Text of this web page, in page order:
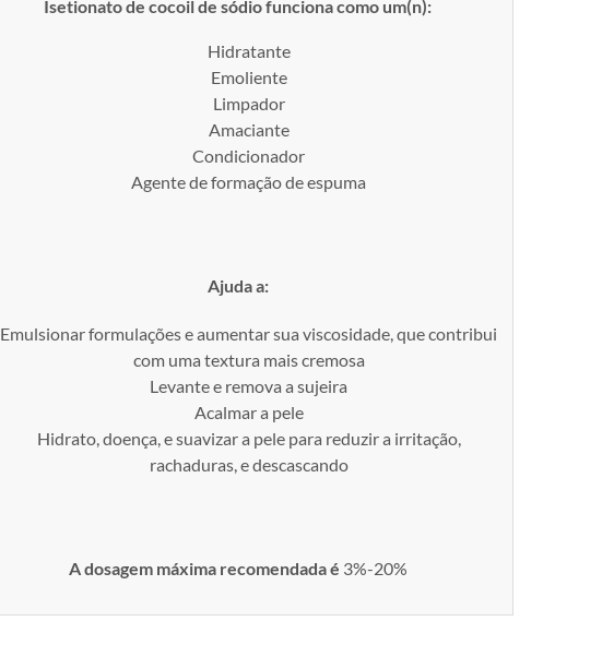
Isetionato de cocoil de sódio funciona como um(n):
Hidratante
Emoliente
Limpador
Amaciante
Condicionador
Agente de formação de espuma
Ajuda a:
Emulsionar formulações e aumentar sua viscosidade, que contribui
com uma textura mais cremosa
Levante e remova a sujeira
Acalmar a pele
Hidrato, doença, e suavizar a pele para reduzir a irritação,
rachaduras, e descascando
A dosagem máxima recomendada é 3%-20%